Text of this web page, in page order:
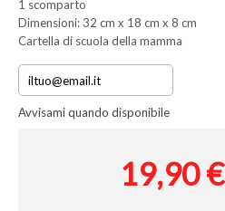
1 scomparto
Dimensioni: 32 cm x 18 cm x 8 cm
Cartella di scuola della mamma
Avvisami quando disponibile
19,90 €